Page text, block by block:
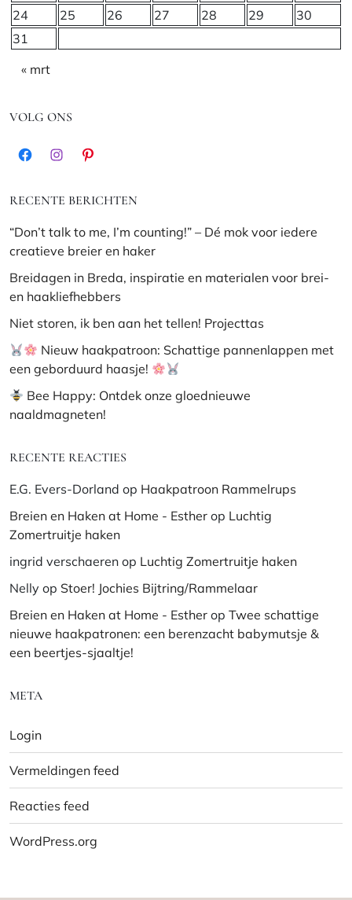
24
25 26 27 28 29
30
31
« mrt
VOLG ONS
FacebookInstagramPinterest
RECENTE BERICHTEN
“Don’t talk to me, I’m counting!” – Dé mok voor iedere
creatieve breier en haker
Breidagen in Breda, inspiratie en materialen voor brei-
en haakliefhebbers
Niet storen, ik ben aan het tellen! Projecttas
Nieuw haakpatroon: Schattige pannenlappen met
een geborduurd haasje!
Bee Happy: Ontdek onze gloednieuwe
naaldmagneten!
RECENTE REACTIES
E.G. Evers-Dorland op Haakpatroon Rammelrups
Breien en Haken at Home - Esther op Luchtig
Zomertruitje haken
ingrid verschaeren op Luchtig Zomertruitje haken
Nelly op Stoer! Jochies Bijtring/Rammelaar
Breien en Haken at Home - Esther op Twee schattige
nieuwe haakpatronen: een berenzacht babymutsje &
een beertjes-sjaaltje!
META
Login
Vermeldingen feed
Reacties feed
WordPress.org